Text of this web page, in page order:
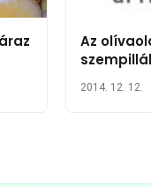
Az
2014. 12. 12.